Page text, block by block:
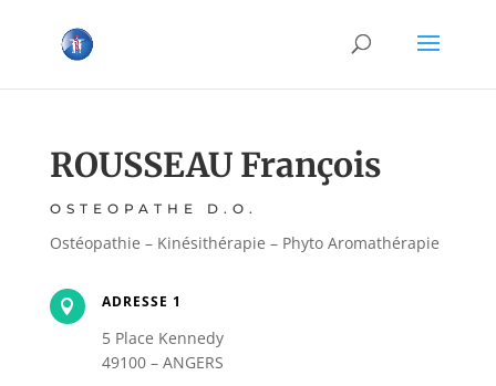
ROUSSEAU François
OSTEOPATHE D.O.
Ostéopathie – Kinésithérapie – Phyto Aromathérapie
 ADRESSE 1
5 Place Kennedy
49100 – ANGERS